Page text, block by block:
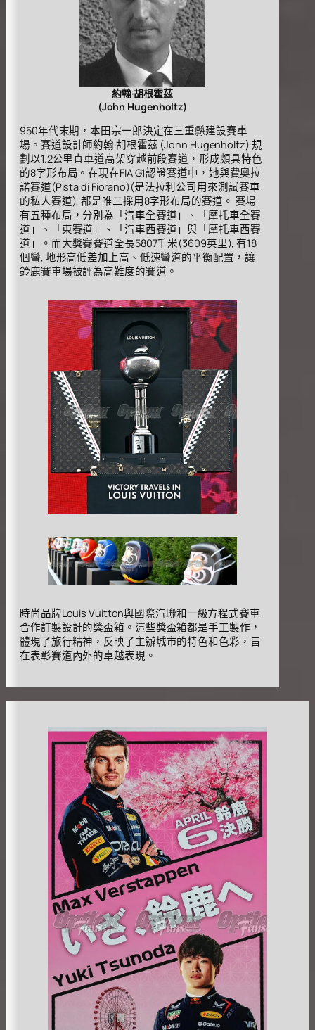
約翰·胡根霍茲
(John Hugenholtz)
950年代末期，本田宗一郎決定在三重縣建設賽車
場。賽道設計師約翰·胡根霍茲 (John Hugenholtz) 規
劃以1.2公里直車道高架穿越前段賽道，形成頗具特色
的8字形布局。在現在FIA G1認證賽道中，她與費奧拉
諾賽道(Pista di Fiorano)(是法拉利公司用來測試賽車
的私人賽道), 都是唯二採用8字形布局的賽道。 賽場
有五種布局，分別為「汽車全賽道」、「摩托車全賽
道」、「東賽道」、「汽車西賽道」與「摩托車西賽
道」。而大獎賽賽道全長5807千米(3609英里), 有18
個彎, 地形高低差加上高、低速彎道的平衡配置，讓
鈴鹿賽車場被評為高難度的賽道。
時尚品牌Louis Vuitton與國際汽聯和一級方程式賽車
合作訂製設計的獎盃箱。這些獎盃箱都是手工製作，
體現了旅行精神，反映了主辦城市的特色和色彩，旨
在表彰賽道內外的卓越表現。